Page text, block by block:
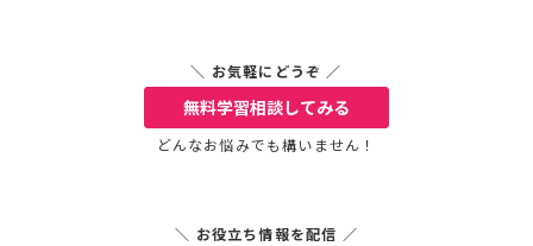
＼ お気軽にどうぞ ／
無料学習相談してみる
どんなお悩みでも構いません！
＼ お役立ち情報を配信 ／